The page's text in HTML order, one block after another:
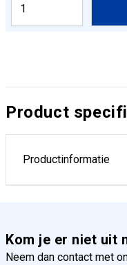
Product
Productinformatie
Kom je er niet uit
Neem dan contact met